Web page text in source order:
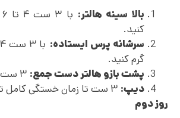
بالا سینه هالتر:
کنید.
سرشانه پرس ایستاده:
گرم کنید.
پشت بازو هالتر دست جمع:
دیپ:
روز دوم